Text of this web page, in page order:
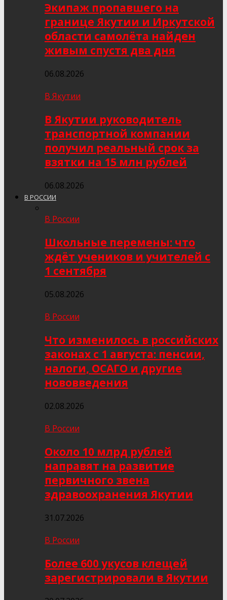
Экипаж пропавшего на
границе Якутии и Иркутской
области самолёта найден
живым спустя два дня
06.08.2026
В Якутии
В Якутии руководитель
транспортной компании
получил реальный срок за
взятки на 15 млн рублей
06.08.2026
В РОССИИ
В России
Школьные перемены: что
ждёт учеников и учителей с
1 сентября
05.08.2026
В России
Что изменилось в российских
законах с 1 августа: пенсии,
налоги, ОСАГО и другие
нововведения
02.08.2026
В России
Около 10 млрд рублей
направят на развитие
первичного звена
здравоохранения Якутии
31.07.2026
В России
Более 600 укусов клещей
зарегистрировали в Якутии